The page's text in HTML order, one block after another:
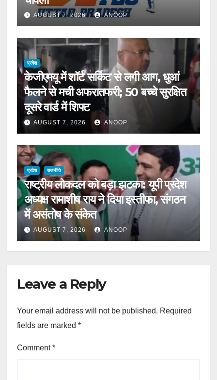
AUGUST 7, 2026 ANOOP
प्रदेश
केजीएमयू में शॉर्ट सर्किट से लगी आग, धुआं
फैलने से मची अफरातफरी; 50 बच्चे सुरक्षित
दूसरे वार्ड में शिफ्ट
AUGUST 7, 2026 ANOOP
प्रदेश राजनीति
राष्ट्रीय लोकदल को बड़ा झटका: यूपी प्रदेश
अध्यक्ष रामाशीष राय ने दिया इस्तीफा, संगठन
में असंतोष के संकेत
AUGUST 7, 2026 ANOOP
Leave a Reply
Your email address will not be published. Required
fields are marked *
Comment*